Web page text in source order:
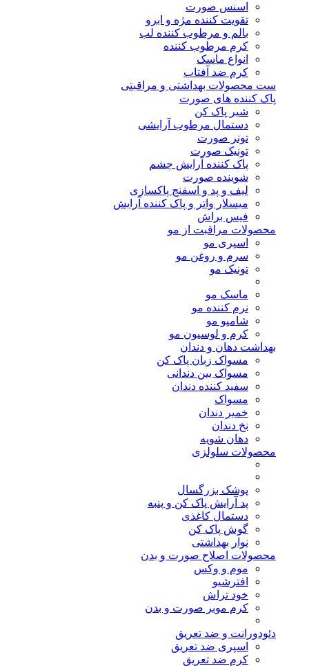
اسنس صورت
تقویت کننده مژه و ابرو
بالم و مرطوب کننده لب
کرم مرطوب کننده
انواع ماسک
کرم ضد آفتاب
ست محصولات بهداشتی و مراقبتی
پاک کننده های صورت
شیر پاک کن
دستمال مرطوب آرایشی
تونر صورت
تونیک صورت
پاک کننده آرایش چشم
شوینده صورت
لیف و پد و اسفنج پاکسازی
میسلار واتر و پاک کننده آرایش
فیس براش
محصولات مراقبت از مو
اسپری مو
سرم و روغن مو
تونیک مو
ماسک مو
نرم کننده مو
شامپو مو
کرم و لوسیون مو
بهداشت دهان و دندان
مسواک زبان پاک کن
مسواک بین دندانی
سفید کننده دندان
مسواک
خمیر دندان
نخ دندان
دهان شویه
محصولات سلولزی
پوشک بزرگسال
پد آرایش پاک کن و پنبه
دستمال کاغذی
گوش پاک کن
نوار بهداشتی
محصولات اصلاح صورت و بدن
موم و وکس
افترشیو
خود تراش
کرم موبر صورت و بدن
دئودورانت و ضد تعریق
اسپری ضد تعریق
کرم ضد تعریق